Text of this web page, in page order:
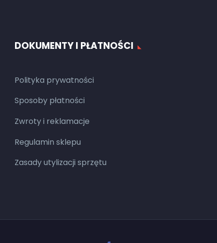
DOKUMENTY I PŁATNOŚCI
Polityka prywatności
Sposoby płatności
Zwroty i reklamacje
Regulamin sklepu
Zasady utylizacji sprzętu